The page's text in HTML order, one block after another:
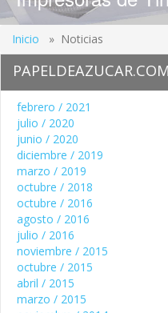
Inicio » Noticias
febrero / 2021
julio / 2020
junio / 2020
diciembre / 2019
marzo / 2019
octubre / 2018
octubre / 2016
agosto / 2016
julio / 2016
noviembre / 2015
octubre / 2015
abril / 2015
marzo / 2015